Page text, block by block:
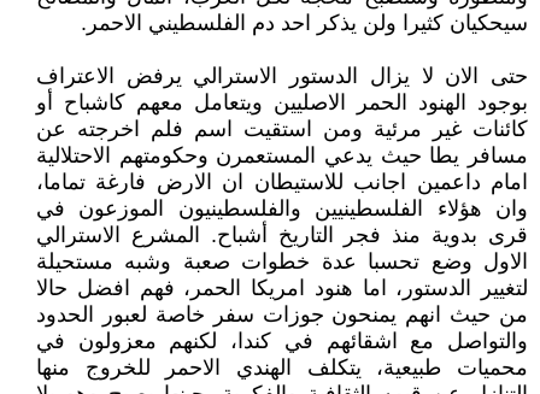
سيحكيان كثيرا ولن يذكر احد دم الفلسطيني الاحمر.
حتى الان لا يزال الدستور الاسترالي يرفض الاعتراف
بوجود الهنود الحمر الاصليين ويتعامل معهم كاشباح أو
كائنات غير مرئية ومن استقيت اسم فلم اخرجته عن
مسافر يطا حيث يدعي المستعمرن وحكومتهم الاحتلالية
امام داعمين اجانب للاستيطان ان الارض فارغة تماما،
وان هؤلاء الفلسطينيين والفلسطينيون الموزعون في
قرى بدوية منذ فجر التاريخ أشباح. المشرع الاسترالي
الاول وضع تحسبا عدة خطوات صعبة وشبه مستحيلة
لتغيير الدستور، اما هنود امريكا الحمر، فهم افضل حالا
من حيث انهم يمنحون جوزات سفر خاصة لعبور الحدود
والتواصل مع اشقائهم في كندا، لكنهم معزولون في
محميات طبيعية، يتكلف الهندي الاحمر للخروج منها